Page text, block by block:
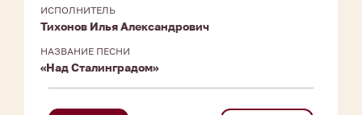
ИСПОЛНИТЕЛЬ
Тихонов Илья Александрович
НАЗВАНИЕ ПЕСНИ
«Над Сталинградом»